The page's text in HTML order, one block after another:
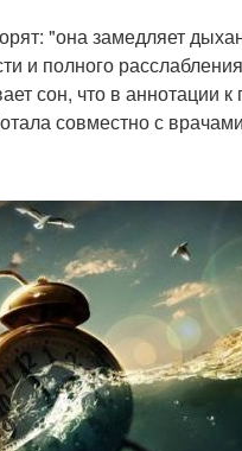
"она замедляет
и полного
сон, что в аннотации
совместно с